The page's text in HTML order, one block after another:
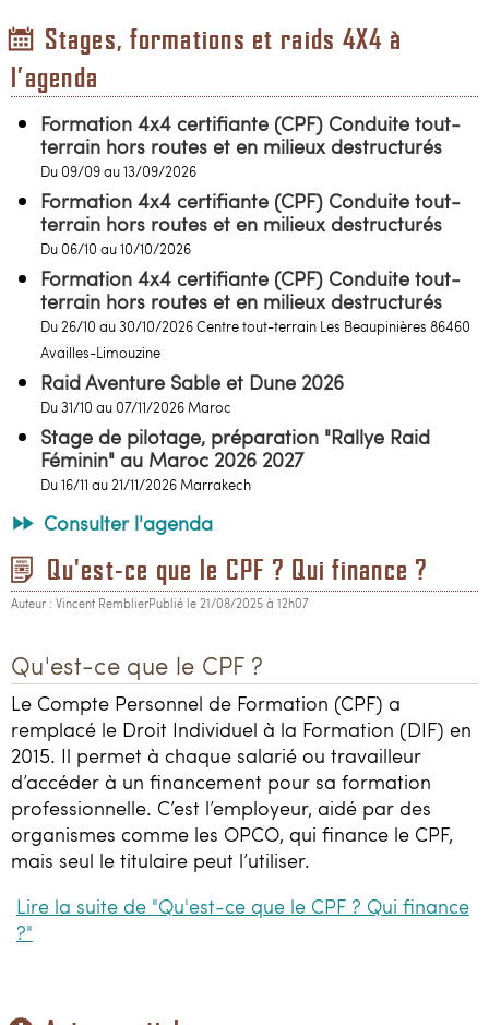
Stages, formations et raids 4X4 à
l’agenda
Formation 4x4 certifiante (CPF) Conduite tout-
terrain hors routes et en milieux destructurés
Du 09/09 au 13/09/2026
Formation 4x4 certifiante (CPF) Conduite tout-
terrain hors routes et en milieux destructurés
Du 06/10 au 10/10/2026
Formation 4x4 certifiante (CPF) Conduite tout-
terrain hors routes et en milieux destructurés
Du 26/10 au 30/10/2026 Centre tout-terrain Les Beaupinières 86460
Availles-Limouzine
Raid Aventure Sable et Dune 2026
Du 31/10 au 07/11/2026 Maroc
Stage de pilotage, préparation "Rallye Raid
Féminin" au Maroc 2026 2027
Du 16/11 au 21/11/2026 Marrakech
Consulter l'agenda
Qu'est-ce que le CPF ? Qui finance ?
Auteur : Vincent RemblierPublié le 21/08/2025 à 12h07
Qu'est-ce que le CPF ?
Le Compte Personnel de Formation (CPF) a
remplacé le Droit Individuel à la Formation (DIF) en
2015. Il permet à chaque salarié ou travailleur
d’accéder à un financement pour sa formation
professionnelle. C’est l’employeur, aidé par des
organismes comme les OPCO, qui finance le CPF,
mais seul le titulaire peut l’utiliser.
Lire la suite de "Qu'est-ce que le CPF ? Qui finance
?"